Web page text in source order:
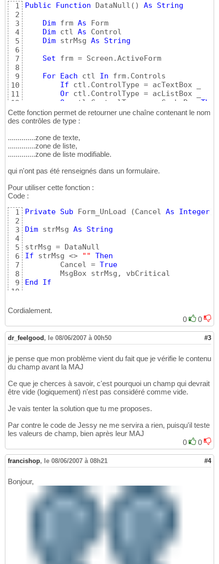
1
2
3
4
5
6
7
8
9
10
11
12
13
14
16
17
18
20
Public Function DataNull ( ) As
String
Dim frm As Form
Dim ctl As Control
Dim strMsg As
String
Set frm = Screen.ActiveForm
For Each ctl In frm.Controls
If ctl.ControlType = acTextBox _
Or ctl.ControlType = acListBox _
Or
ctl.ControlType = acComboBox Then
If IsNull (ctl.Value) Or
strMsg = strMsg & vbCrLf &
Next
If strMsg <> ""
End Function
Cette fonction permet de retourner une chaîne contenant le nom
des contrôles de type :
..............zone de texte,
..............zone de liste,
..............zone de liste modifiable.
qui n'ont pas été renseignés dans un formulaire.
Pour utiliser cette fonction :
Code :
1
2
3
4
5
6
7
8
9
10
Private Sub Form_UnLoad (Cancel As Integer)
Dim strMsg As
String
If strMsg <> ""
Then
        Cancel =
True
End
If
Cordialement.
0
0
dr_feelgood, le 08/06/2007 à 00h50 #3
je pense que mon problème vient du fait que je vérifie le contenu
du champ avant la MAJ
Ce que je cherces à savoir, c'est pourquoi un champ qui devrait
être vide (logiquement) n'est pas considéré comme vide.
Je vais tenter la solution que tu me proposes.
Par contre le code de Jessy ne me servira a rien, puisqu'il teste
les valeurs de champ, bien après leur MAJ
0
0
francishop, le 08/06/2007 à 08h21 #4
Bonjour,